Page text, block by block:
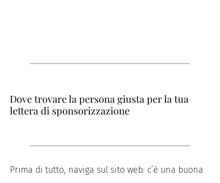
Dove trovare la persona giusta per la tua
lettera di sponsorizzazione
Prima di tutto, naviga sul sito web: c’è una buona